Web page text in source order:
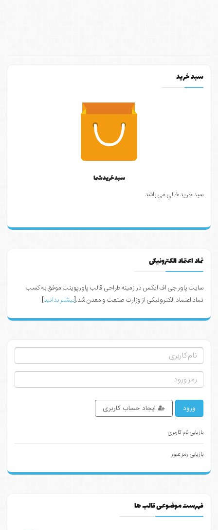
سبد خرید
سبد خرید شما
سبد خرید خالي مي باشد
نماد اعتماد الکترونیکی
سایت پاور جی اف ایکس در زمینه طراحی قالب پاورپوینت موفق به کسب
نماد اعتماد الکترونیکی از وزارت صنعت و معدن شد.[بیشتر بدانید]
ورود ایجاد حساب کاربری
بازیابی نام کاربری
بازیابی رمز عبور
فهرست موضوعی قالب ها